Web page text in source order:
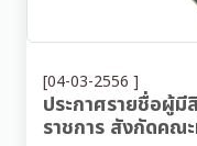
[04-03-2556 ]
ประกาศรายชื่อผู้
ราชการ สังกัดคณ